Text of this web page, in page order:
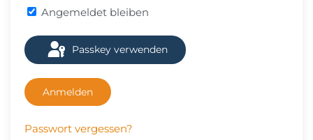
Angemeldet bleiben
Passkey verwenden
Anmelden
Passwort vergessen?